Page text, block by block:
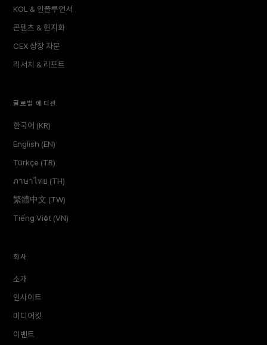
KOL & 인플루언서
콘텐츠 & 현지화
CEX 상장 자문
리서치 & 리포트
글로벌 에디션
한국어 (KR)
English (EN)
Türkçe (TR)
ภาษาไทย (TH)
繁體中文 (TW)
Tiếng Việt (VN)
회사
소개
인사이트
미디어킷
이벤트